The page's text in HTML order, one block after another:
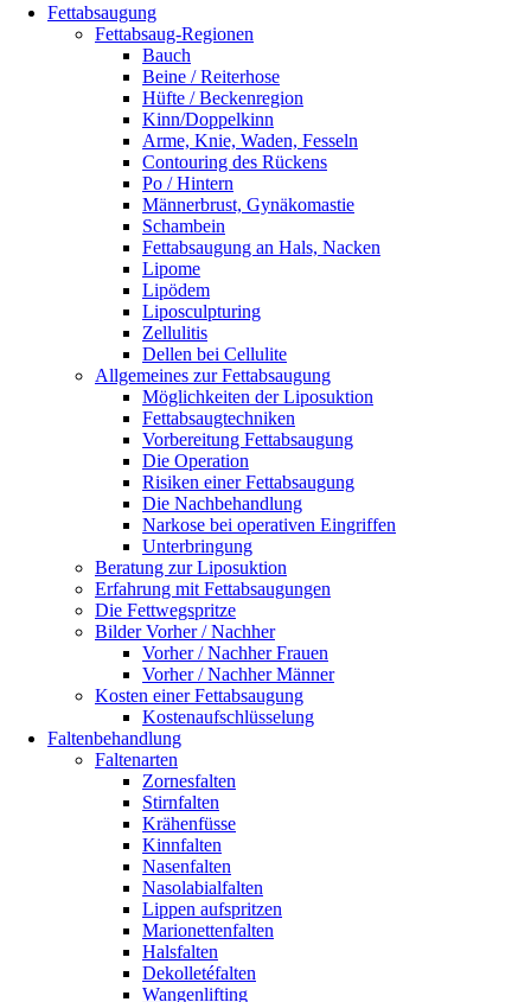
Fettabsaugung
Fettabsaug-Regionen
Bauch
Beine / Reiterhose
Hüfte / Beckenregion
Kinn/Doppelkinn
Arme, Knie, Waden, Fesseln
Contouring des Rückens
Po / Hintern
Männerbrust, Gynäkomastie
Schambein
Fettabsaugung an Hals, Nacken
Lipome
Lipödem
Liposculpturing
Zellulitis
Dellen bei Cellulite
Allgemeines zur Fettabsaugung
Möglichkeiten der Liposuktion
Fettabsaugtechniken
Vorbereitung Fettabsaugung
Die Operation
Risiken einer Fettabsaugung
Die Nachbehandlung
Narkose bei operativen Eingriffen
Unterbringung
Beratung zur Liposuktion
Erfahrung mit Fettabsaugungen
Die Fettwegspritze
Bilder Vorher / Nachher
Vorher / Nachher Frauen
Vorher / Nachher Männer
Kosten einer Fettabsaugung
Kostenaufschlüsselung
Faltenbehandlung
Faltenarten
Zornesfalten
Stirnfalten
Krähenfüsse
Kinnfalten
Nasenfalten
Nasolabialfalten
Lippen aufspritzen
Marionettenfalten
Halsfalten
Dekolletéfalten
Wangenlifting